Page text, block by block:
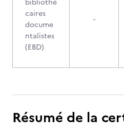
bibliothé
caires
docume
ntalistes
(EBD)
-
Résumé de la